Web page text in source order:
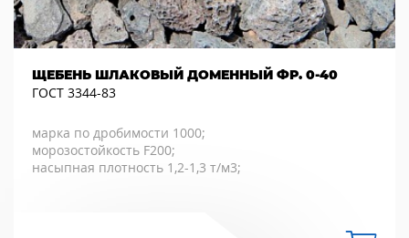
ЩЕБЕНЬ ШЛАКОВЫЙ ДОМЕННЫЙ ФР. 0-40
ГОСТ 3344-83
марка по дробимости 1000;
морозостойкость F200;
насыпная плотность 1,2-1,3 т/м3;